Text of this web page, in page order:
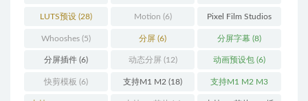
LUTS预设 (28) Motion (6) Pixel Film Studios
(11)
Whooshes (5) 分屏 (6) 分屏字幕 (8)
分屏插件 (6) 动态分屏(12) 动画预设包 (6)
快剪模板 (6) 支持M1 M2 (18) 支持M1 M2 M3